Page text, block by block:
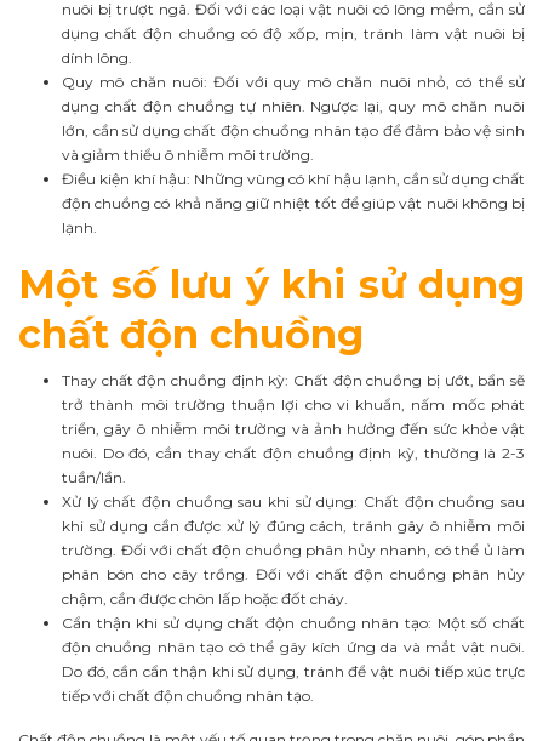
nuôi bị trượt ngã. Đối với các loại vật nuôi có lông mềm, cần sử
dụng chất độn chuồng có độ xốp, mịn, tránh làm vật nuôi bị
dính lông.
Quy mô chăn nuôi: Đối với quy mô chăn nuôi nhỏ, có thể sử
dụng chất độn chuồng tự nhiên. Ngược lại, quy mô chăn nuôi
lớn, cần sử dụng chất độn chuồng nhân tạo để đảm bảo vệ sinh
và giảm thiểu ô nhiễm môi trường.
Điều kiện khí hậu: Những vùng có khí hậu lạnh, cần sử dụng chất
độn chuồng có khả năng giữ nhiệt tốt để giúp vật nuôi không bị
lạnh.
Một số lưu ý khi sử dụng
chất độn chuồng
Thay chất độn chuồng định kỳ: Chất độn chuồng bị ướt, bẩn sẽ
trở thành môi trường thuận lợi cho vi khuẩn, nấm mốc phát
triển, gây ô nhiễm môi trường và ảnh hưởng đến sức khỏe vật
nuôi. Do đó, cần thay chất độn chuồng định kỳ, thường là 2-3
tuần/lần.
Xử lý chất độn chuồng sau khi sử dụng: Chất độn chuồng sau
khi sử dụng cần được xử lý đúng cách, tránh gây ô nhiễm môi
trường. Đối với chất độn chuồng phân hủy nhanh, có thể ủ làm
phân bón cho cây trồng. Đối với chất độn chuồng phân hủy
chậm, cần được chôn lấp hoặc đốt cháy.
Cẩn thận khi sử dụng chất độn chuồng nhân tạo: Một số chất
độn chuồng nhân tạo có thể gây kích ứng da và mắt vật nuôi.
Do đó, cần cẩn thận khi sử dụng, tránh để vật nuôi tiếp xúc trực
tiếp với chất độn chuồng nhân tạo.